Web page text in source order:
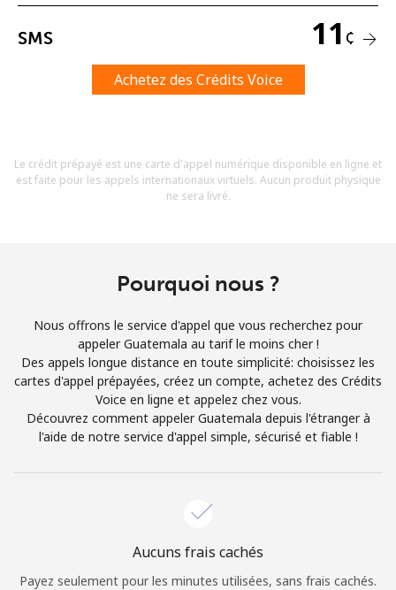
En créant un compte sur ce site, j'accepte les présentes
Conditions générales.
Bonjour!
Identifiez-vous ouINSCRIVEZ-VOUS →
Login
SMS 11 ¢
Achetez des Crédits Voice
Le crédit prépayé est une carte d'appel numérique disponible en ligne et
est faite pour les appels internationaux virtuels. Aucun produit physique
ne sera livré.
Pourquoi nous ?
Nous offrons le service d'appel que vous recherchez pour
appeler Guatemala au tarif le moins cher !
Des appels longue distance en toute simplicité: choisissez les
cartes d'appel prépayées, créez un compte, achetez des Crédits
Voice en ligne et appelez chez vous.
Découvrez comment appeler Guatemala depuis l'étranger à
l'aide de notre service d'appel simple, sécurisé et fiable !
Aucuns frais cachés
Payez seulement pour les minutes utilisées, sans frais cachés.